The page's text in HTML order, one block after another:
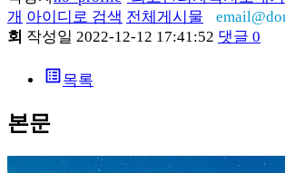
개 아이디로 검색 전체게시물
회 작성일 2022-12-12 17:41:52 댓글 0
list_alt목록
본문